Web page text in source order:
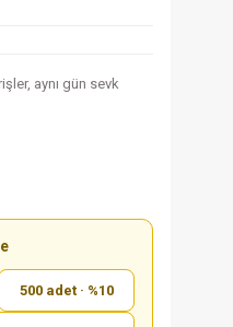
aynı gün sevk
500 adet · %10